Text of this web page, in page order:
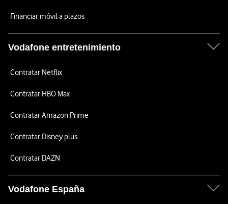
Financiar móvil a plazos
Vodafone entretenimiento
Contratar Netflix
Contratar HBO Max
Contratar Amazon Prime
Contratar Disney plus
Contratar DAZN
Vodafone España